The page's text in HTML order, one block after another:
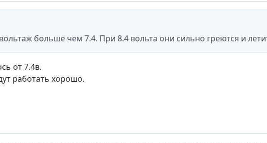
больше чем 7.4. При 8.4 вольта они сильно греются и
от 7.4в.
работать хорошо.